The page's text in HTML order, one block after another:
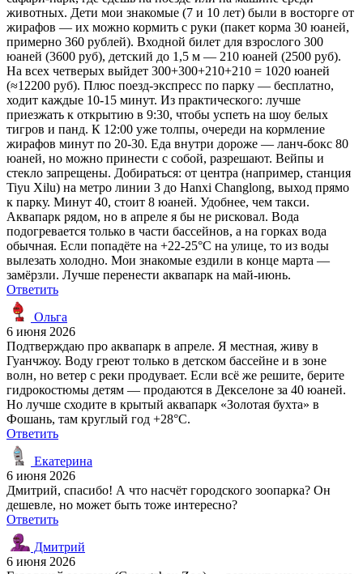
животных. Дети мои знакомые (7 и 10 лет) были в восторге от
жирафов — их можно кормить с руки (пакет корма 30 юаней,
примерно 360 рублей). Входной билет для взрослого 300
юаней (3600 руб), детский до 1,5 м — 210 юаней (2500 руб).
На всех четверых выйдет 300+300+210+210 = 1020 юаней
(≈12200 руб). Плюс поезд-экспресс по парку — бесплатно,
ходит каждые 10-15 минут. Из практического: лучше
приезжать к открытию в 9:30, чтобы успеть на шоу белых
тигров и панд. К 12:00 уже толпы, очереди на кормление
жирафов минут по 20-30. Еда внутри дороже — ланч-бокс 80
юаней, но можно принести с собой, разрешают. Вейпы и
стекло запрещены. Добираться: от центра (например, станция
Tiyu Xilu) на метро линии 3 до Hanxi Changlong, выход прямо
к парку. Минут 40, стоит 8 юаней. Удобнее, чем такси.
Аквапарк рядом, но в апреле я бы не рисковал. Вода
подогревается только в части бассейнов, а на горках вода
обычная. Если попадёте на +22-25°C на улице, то из воды
вылезать холодно. Мои знакомые ездили в конце марта —
замёрзли. Лучше перенести аквапарк на май-июнь.
Ответить
Ольга
6 июня 2026
Подтверждаю про аквапарк в апреле. Я местная, живу в
Гуанчжоу. Воду греют только в детском бассейне и в зоне
волн, но ветер с реки продувает. Если всё же решите, берите
гидрокостюмы детям — продаются в Декселоне за 40 юаней.
Но лучше сходите в крытый аквапарк «Золотая бухта» в
Фошань, там круглый год +28°C.
Ответить
Екатерина
6 июня 2026
Дмитрий, спасибо! А что насчёт городского зоопарка? Он
дешевле, но может быть тоже интересно?
Ответить
Дмитрий
6 июня 2026